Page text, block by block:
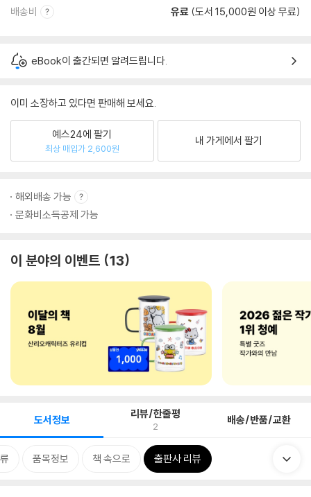
배송비 유료 (도서 15,000원 이상 무료)
eBook이 출간되면 알려드립니다.
이미 소장하고 있다면 판매해 보세요.
예스24에 팔기
최상 매입가 2,600원
내 가게에서 팔기
해외배송 가능
문화비소득공제 가능
이 분야의 이벤트 13
도서정보 리뷰/한줄평
2 배송/반품/교환
품목정보 책 속으로 출판사 리뷰